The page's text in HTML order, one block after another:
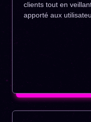
clients tout en
apporté aux